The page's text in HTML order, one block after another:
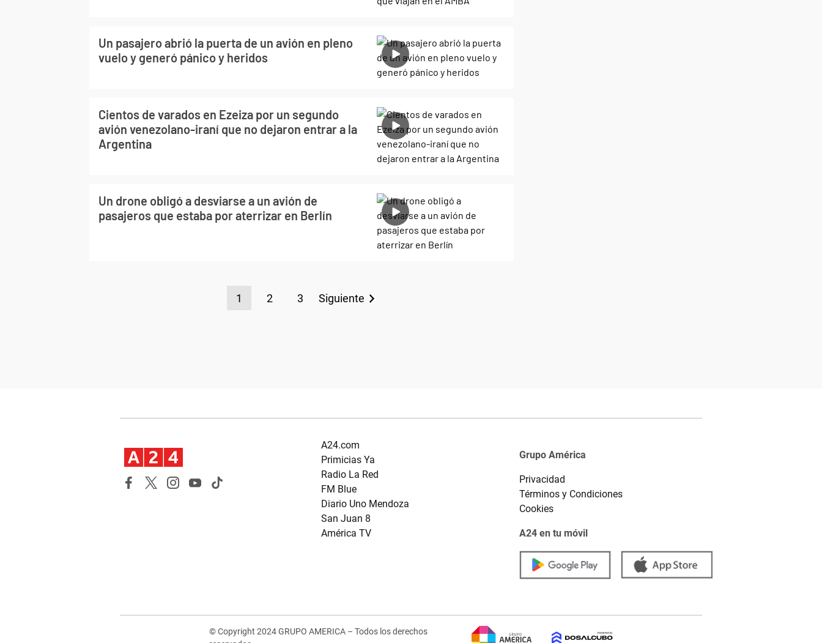
Un pasajero abrió la puerta de un avión en pleno
vuelo y generó pánico y heridos
Cientos de varados en Ezeiza por un segundo
avión venezolano-iraní que no dejaron entrar a la
Argentina
Un drone obligó a desviarse a un avión de
pasajeros que estaba por aterrizar en Berlín
1 2 3 Siguiente
A24.com
Primicias Ya
Radio La Red
FM Blue
Diario Uno Mendoza
San Juan 8
América TV
Grupo América
Privacidad
Términos y Condiciones
Cookies
A24 en tu móvil
© Copyright 2024 GRUPO AMERICA – Todos los derechos